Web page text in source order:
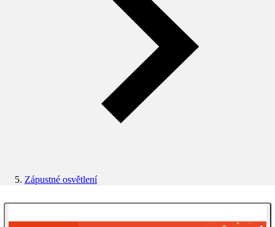
Zápustné osvětlení